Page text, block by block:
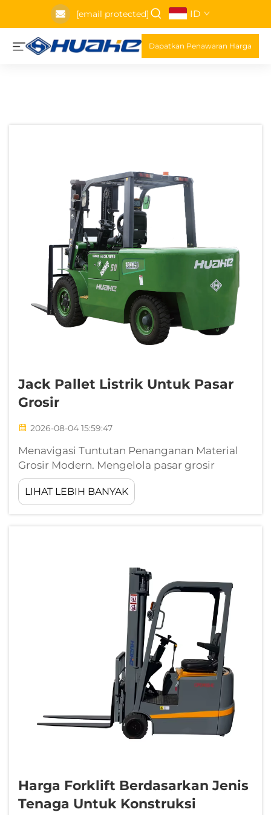
[email protected] ID
Dapatkan Penawaran Harga
Jack Pallet Listrik Untuk Pasar
Grosir
2026-08-04 15:59:47
Menavigasi Tuntutan Penanganan Material
Grosir Modern. Mengelola pasar grosir
bervolume tinggi, pusat distribusi yang
sibuk, atau pusat pemenuhan pesanan
berukuran besar berarti menjaga kelancaran
LIHAT LEBIH BANYAK
Harga Forklift Berdasarkan Jenis
Tenaga Untuk Konstruksi